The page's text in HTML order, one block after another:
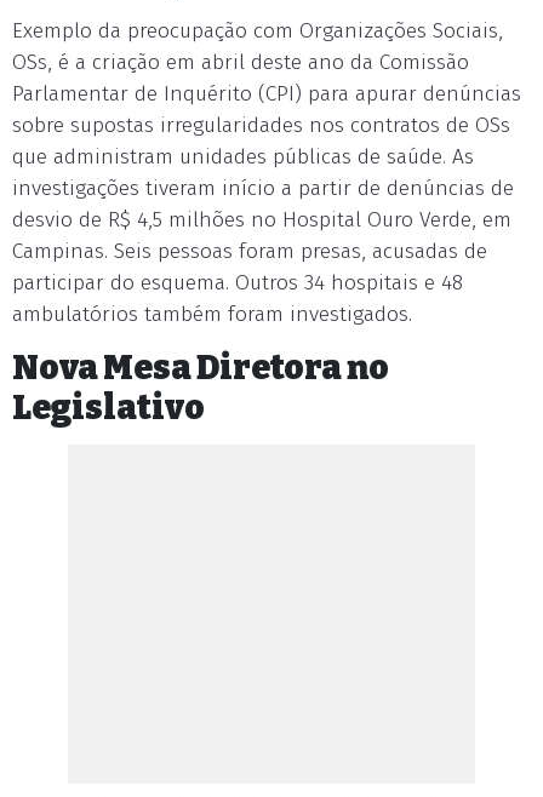
Exemplo da preocupação com Organizações Sociais,
OSs, é a criação em abril deste ano da Comissão
Parlamentar de Inquérito (CPI) para apurar denúncias
sobre supostas irregularidades nos contratos de OSs
que administram unidades públicas de saúde. As
investigações tiveram início a partir de denúncias de
desvio de R$ 4,5 milhões no Hospital Ouro Verde, em
Campinas. Seis pessoas foram presas, acusadas de
participar do esquema. Outros 34 hospitais e 48
ambulatórios também foram investigados.
Nova Mesa Diretora no
Legislativo